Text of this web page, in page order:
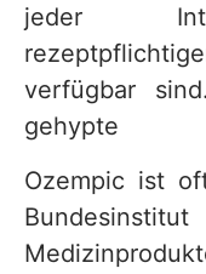
jeder
verfügbar
gehypte
Ozempic ist